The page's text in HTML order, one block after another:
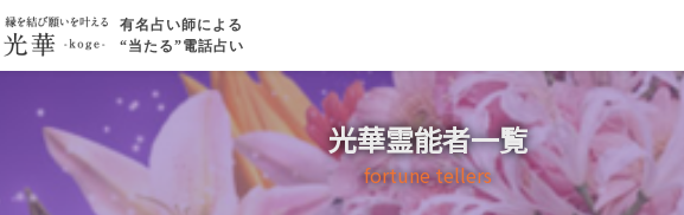
有名占い師による
“当たる”電話占い
光華霊能者一覧
fortune tellers